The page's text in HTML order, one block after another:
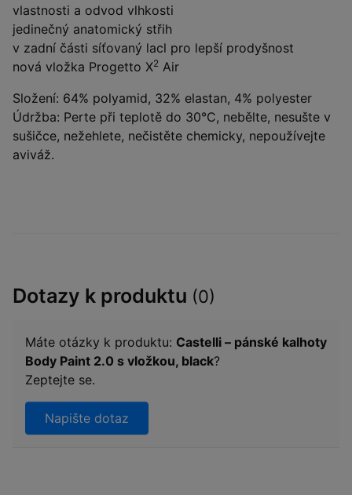
vlastnosti a odvod vlhkosti
jedinečný anatomický střih
v zadní části síťovaný lacl pro lepší prodyšnost
nová vložka Progetto X2 Air
Složení: 64% polyamid, 32% elastan, 4% polyester
Údržba: Perte při teplotě do 30°C, nebělte, nesušte v
sušičce, nežehlete, nečistěte chemicky, nepoužívejte
aviváž.
Dotazy k produktu (0)
Máte otázky k produktu: Castelli – pánské kalhoty
Body Paint 2.0 s vložkou, black?
Zeptejte se.
Napište dotaz